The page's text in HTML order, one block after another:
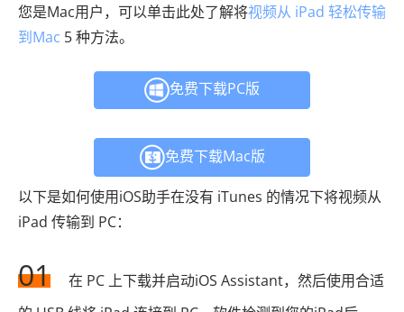
您是Mac用户，可以单击此处了解将视频从 iPad 轻松传输
到Mac 5 种方法。
免费下载PC版
免费下载Mac版
以下是如何使用iOS助手在没有 iTunes 的情况下将视频从
iPad 传输到 PC：
01
在 PC 上下载并启动iOS Assistant，然后使用合适